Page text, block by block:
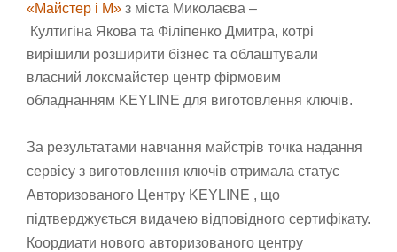
«Майстер і М» з міста Миколаєва –
Култигіна Якова та Філіпенко Дмитра, котрі
вирішили розширити бізнес та облаштували
власний локсмайстер центр фірмовим
обладнанням KEYLINE для виготовлення ключів.
За результатами навчання майстрів точка надання
сервісу з виготовлення ключів отримала статус
Авторизованого Центру KEYLINE , що
підтверджується видачею відповідного сертифікату.
Коордиати нового авторизованого центру